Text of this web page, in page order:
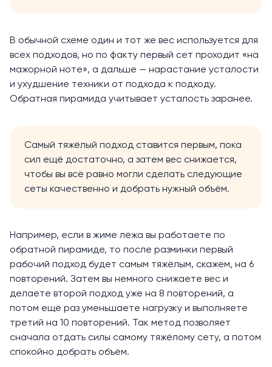
В обычной схеме один и тот же вес используется для
всех подходов, но по факту первый сет проходит «на
мажорной ноте», а дальше — нарастание усталости
и ухудшение техники от подхода к подходу.
Обратная пирамида учитывает усталость заранее.
Самый тяжёлый подход ставится первым, пока
сил ещё достаточно, а затем вес снижается,
чтобы вы всё равно могли сделать следующие
сеты качественно и добрать нужный объём.
Например, если в жиме лёжа вы работаете по
обратной пирамиде, то после разминки первый
рабочий подход будет самым тяжёлым, скажем, на 6
повторений. Затем вы немного снижаете вес и
делаете второй подход уже на 8 повторений, а
потом ещё раз уменьшаете нагрузку и выполняете
третий на 10 повторений. Так метод позволяет
сначала отдать силы самому тяжёлому сету, а потом
спокойно добрать объём.